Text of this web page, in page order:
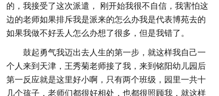
的，我接受了这次派遣， 刚开始我很不自信，我害怕这
边的老师如果排斥我是派来的怎么办我是代表博苑去的
如果我做不好丢人怎么办想了很多，但是我错了。
鼓起勇气我迈出去人生的第一步，就这样我自己一
个人来到天津，王秀菊老师接了我，来到铭阳幼儿园后
第一反应就是这里好小啊，只有两个班级，园里一共十
几个孩子，老师们都很好相处，也都很照顾我，就这样